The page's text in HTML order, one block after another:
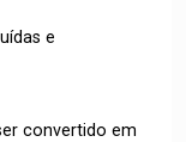
e
convertido em